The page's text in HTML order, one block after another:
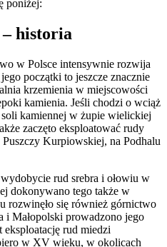
poniżej:
historia
w Polsce intensywnie rozwija
początki to jeszcze znacznie
krzemienia w miejscowości
kamienia. Jeśli chodzi o wciąż
kamiennej w żupie wielickiej
zaczęto eksploatować rudy
Kurpiowskiej, na Podhalu
rud srebra i ołowiu w
dokonywano tego także w
się również górnictwo
i Małopolski prowadzono jego
eksploatację rud miedzi
w XV wieku, w okolicach